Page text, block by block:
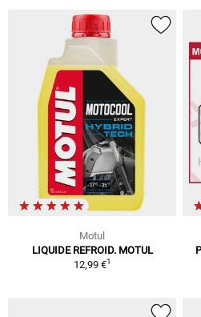
Motul
LIQUIDE REFROID. MOTUL
12,99 €1